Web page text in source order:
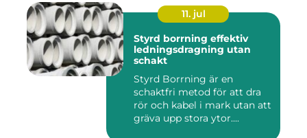
11. jul
Styrd borrning effektiv
ledningsdragning utan
schakt
Styrd Borrning är en
schaktfri metod för att dra
rör och kabel i mark utan att
gräva upp stora ytor....